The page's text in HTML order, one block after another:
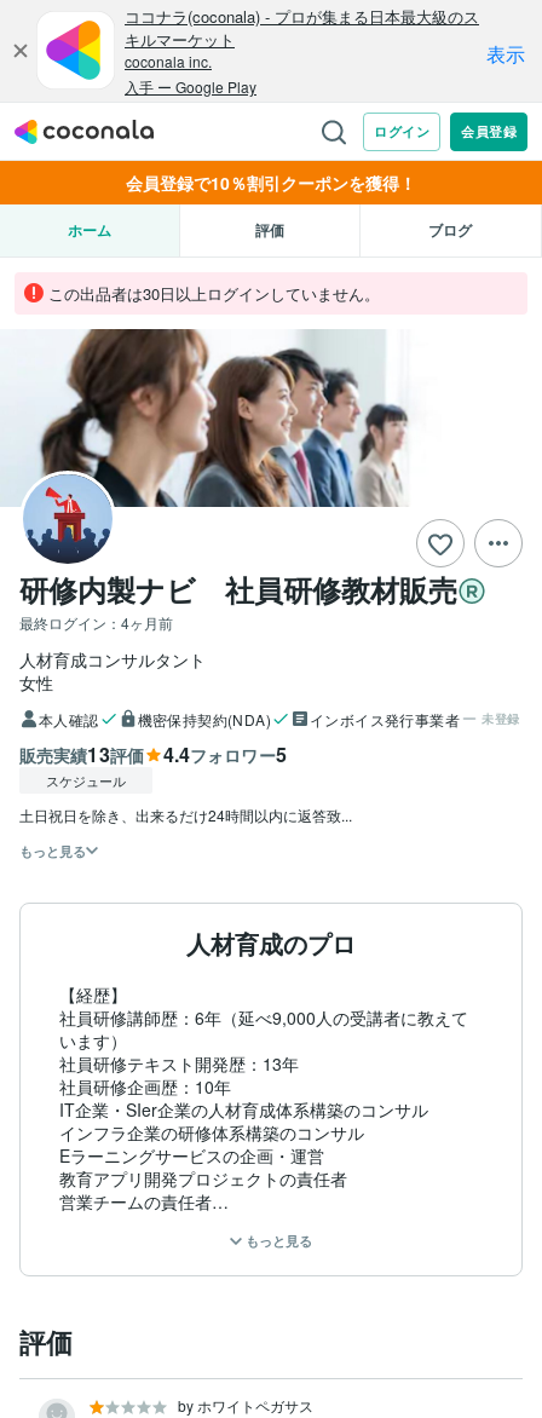
会員登録で10％割引クーポンを獲得！
ホーム 評価 ブログ
この出品者は30日以上ログインしていません。
研修内製ナビ 社員研修教材販売
最終ログイン： 4ヶ月前
人材育成コンサルタント
女性
本人確認 機密保持契約(NDA) インボイス発行事業者 未登録
販売実績13評価 4.4フォロワー5
スケジュール
土日祝日を除き、出来るだけ24時間以内に返答致...
もっと見る
人材育成のプロ
【経歴】
社員研修講師歴：6年（延べ9,000人の受講者に教えて
います）
社員研修テキスト開発歴：13年
社員研修企画歴：10年
IT企業・SIer企業の人材育成体系構築のコンサル
インフラ企業の研修体系構築のコンサル
Eラーニングサービスの企画・運営
教育アプリ開発プロジェクトの責任者
営業チームの責任者
人事カンファレンスへの登壇（テーマ：内定者教育）
など
職向けに、研修サービス及び人事領域でのコンサルティ
ングなど幅広いサービスを提供してきました。そこでの
経験を活かしたサービスをご提供いたします。
もっと見る
評価
by ホワイトペガサス